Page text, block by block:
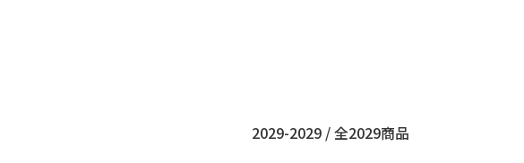
2029-2029 / 全2029商品